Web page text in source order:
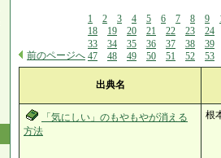
前のページへ
1 2 3 4 5 6 7 8 9
18
19 20 21 22 23
24
33
34 35 36 37 38
39
47
48 49 50 51 52 53
出典名
「気にしい」のもやもやが消える
方法
根